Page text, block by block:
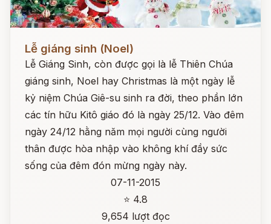
Đọc ngay
Lễ giáng sinh (Noel)
Lễ Giáng Sinh, còn được gọi là lễ Thiên Chúa
giáng sinh, Noel hay Christmas là một ngày lễ
kỷ niệm Chúa Giê-su sinh ra đời, theo phần lớn
các tín hữu Kitô giáo đó là ngày 25/12. Vào đêm
ngày 24/12 hằng năm mọi người cùng người
thân được hòa nhập vào không khí đầy sức
sống của đêm đón mừng ngày này.
07-11-2015
⭐ 4.8
9,654 lượt đọc